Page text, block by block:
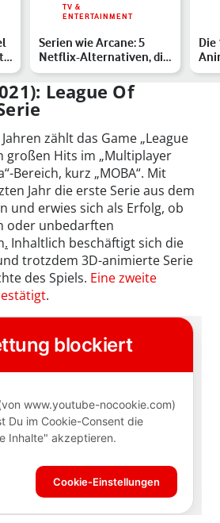
TV &
ENTERTAINMENT
Serien wie Arcane: 5
Netflix-Alternativen, die
auch auf Games bas…
Die
League Of
zählt das Game „League
großen Hits im „Multiplayer
Bereich, kurz „MOBA“. Mit
Jahr die erste Serie aus dem
und erwies sich als Erfolg, ob
oder unbedarften
. Inhaltlich beschäftigt sich die
trotzdem 3D-animierte Serie
des Spiels. Eine zweite
.